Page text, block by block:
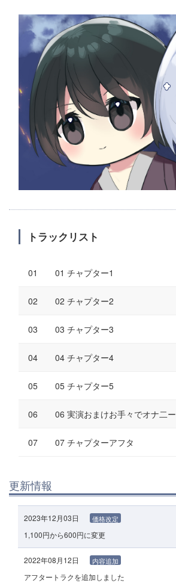
トラックリスト
01 チャプター1
02 チャプター2
03 チャプター3
04 チャプター4
05 チャプター5
06 実演おまけお手々でオナ二ー
07 チャプターアフタ
更新情報
2023年12月03日 価格改定
1,100円から600円に変更
2022年08月12日 内容追加
アフタートラクを追加しました